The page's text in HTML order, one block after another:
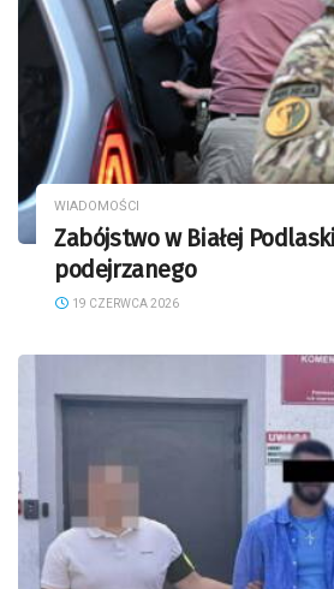
WIADOMOŚCI
Zabójstwo w Białej
podejrzanego
19 CZERWCA 2026